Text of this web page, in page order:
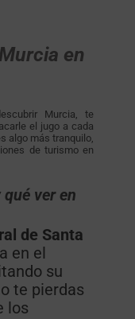
en
Murcia, te
el jugo a cada
algo más tranquilo,
de turismo en
ver en
de Santa
en el
su
te pierdas
los